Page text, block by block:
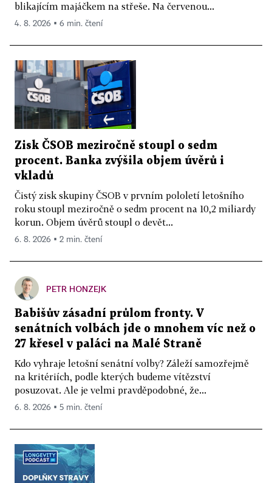
blikajícím majáčkem na střeše. Na červenou...
4. 8. 2026 ▪ 6 min. čtení
Zisk ČSOB meziročně stoupl o sedm
procent. Banka zvýšila objem úvěrů i
vkladů
Čistý zisk skupiny ČSOB v prvním pololetí letošního
roku stoupl meziročně o sedm procent na 10,2 miliardy
korun. Objem úvěrů stoupl o devět...
6. 8. 2026 ▪ 2 min. čtení
PETR HONZEJK
Babišův zásadní průlom fronty. V
senátních volbách jde o mnohem víc než o
27 křesel v paláci na Malé Straně
Kdo vyhraje letošní senátní volby? Záleží samozřejmě
na kritériích, podle kterých budeme vítězství
posuzovat. Ale je velmi pravděpodobné, že...
6. 8. 2026 ▪ 5 min. čtení